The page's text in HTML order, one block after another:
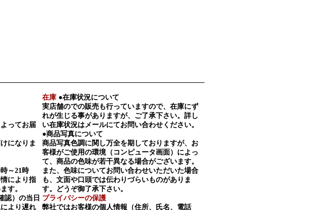
ってお届
になりま
～21時
により指
す。
認）の当日
より遅れ
在庫 ●在庫状況について
実店舗のでの販売も行っていますので、在庫にず
れが生じる事がありますが、ご了承下さい。詳し
い在庫状況はメールにてお問い合わせください。
●商品写真について
商品写真色調に関し万全を期しておりますが、お
客様がご使用の環境（コンピュータ画面）によっ
て、商品の色味が若干異なる場合がございます。
また、色味についてお問い合わせいただいた場合
も、文面や口頭では伝わりづらいものがありま
す。どうぞ御了承下さい。
プライバシーの保護
弊社ではお客様の個人情報（住所、氏名、電話